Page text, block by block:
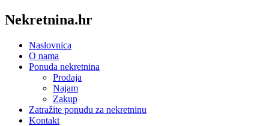
Nekretnina.hr
Naslovnica
O nama
Ponuda nekretnina
Prodaja
Najam
Zakup
Zatražite ponudu za nekretninu
Kontakt